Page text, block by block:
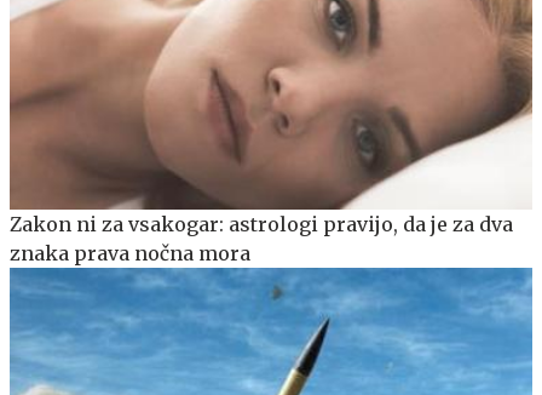
Zakon ni za vsakogar: astrologi pravijo, da je za dva
znaka prava nočna mora